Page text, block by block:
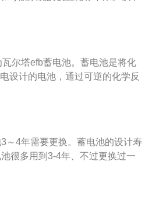
2、断开电瓶电缆，取出旧电
螺丝，取出电瓶。3、最后换上
尔塔efb蓄电池。蓄电池是将化
设计的电池，通过可逆的化学反
的一种。奥迪a3是奥迪出品的一
方面，奥迪a3的前悬架为麦克弗
簧和减振器，车型尺寸长宽高分
。
～4年需要更换。蓄电池的设计寿
很多用到3-4年、不过更换过一
检测步骤如下：1、检测蓄电池